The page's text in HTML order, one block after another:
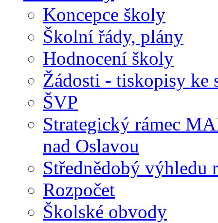
Koncepce školy
Školní řády, plány
Hodnocení školy
Žádosti - tiskopisy ke
ŠVP
Strategický rámec
nad Oslavou
Střednědobý výhledu
Rozpočet
Školské obvody